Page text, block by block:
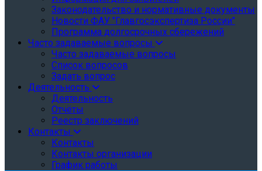
Законодательство и нормативные документы
Новости ФАУ "Главгосэкспертиза России"
Программа долгосрочных сбережений
Часто задаваемые вопросы
Часто задаваемые вопросы
Список вопросов
Задать вопрос
Деятельность
Деятельность
Отчёты
Реестр заключений
Контакты
Контакты
Контакты организации
График работы